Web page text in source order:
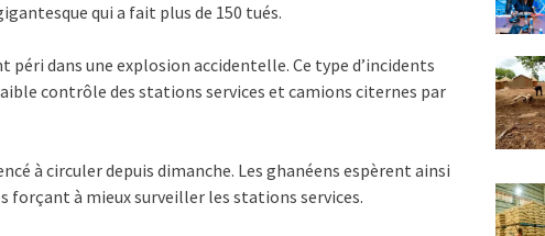
qui a fait plus de 150 tués.
dans une explosion accidentelle. Ce type d’incidents
contrôle des stations services et camions citernes par
à circuler depuis dimanche. Les ghanéens espèrent ainsi
forçant à mieux surveiller les stations services.